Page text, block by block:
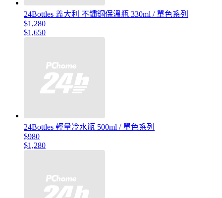
24Bottles 義大利 不鏽鋼保溫瓶 330ml / 單色系列
$1,280
$1,650
24Bottles 輕量冷水瓶 500ml / 單色系列
$980
$1,280